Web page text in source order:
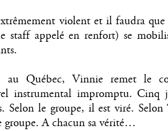
violent et il faudra que
staff appelé en renfort) se
Québec, Vinnie remet le
instrumental impromptu. Cinq
Selon le groupe, il est viré.
groupe. A chacun sa vérité…